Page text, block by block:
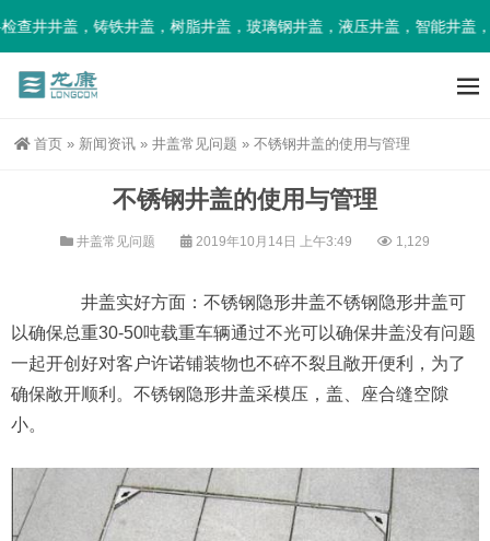
井井盖，铸铁井盖，树脂井盖，玻璃钢井盖，液压井盖，智能井盖，
首页 » 新闻资讯 » 井盖常见问题 » 不锈钢井盖的使用与管理
不锈钢井盖的使用与管理
井盖常见问题 2019年10月14日 上午3:49 1,129
井盖实好方面：不锈钢隐形井盖不锈钢隐形井盖可
以确保总重30-50吨载重车辆通过不光可以确保井盖没有问题
一起开创好对客户许诺铺装物也不碎不裂且敞开便利，为了
确保敞开顺利。不锈钢隐形井盖采模压，盖、座合缝空隙
小。